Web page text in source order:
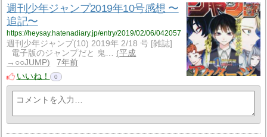
週刊少年ジャンプ2019年10号感想 〜
追記〜
https://heysay.hatenadiary.jp/entry/2019/02/06/042057
週刊少年ジャンプ(10) 2019年 2/18 号 [雑誌]
電子版のジャンプだと 鬼…
平成
→○○JUMP
7年前
いいね！
0